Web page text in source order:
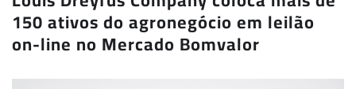
150 ativos do agronegócio em leilão
on-line no Mercado Bomvalor